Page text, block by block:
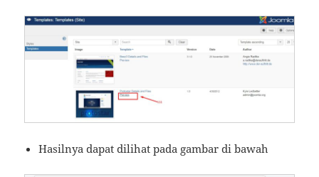
Hasilnya dapat dilihat pada gambar di bawah